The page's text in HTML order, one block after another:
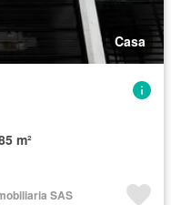
Casa
m²
SAS